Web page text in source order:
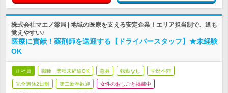
株式会社マエノ薬局 | 地域の医療を支える安定企業！エリア担当制で、道も
覚えやすい♪
医療に貢献！薬剤師を送迎する【ドライバースタッフ】★未経験
OK
正社員 職種・業種未経験OK 急募 転勤なし 学歴不問
完全週休2日制 第二新卒歓迎 女性のおしごと掲載中